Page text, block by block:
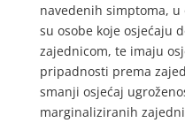
navedenih simptoma, u
su osobe koje osjećaju
zajednicom, te imaju
pripadnosti prema
smanji osjećaj
marginaliziranih